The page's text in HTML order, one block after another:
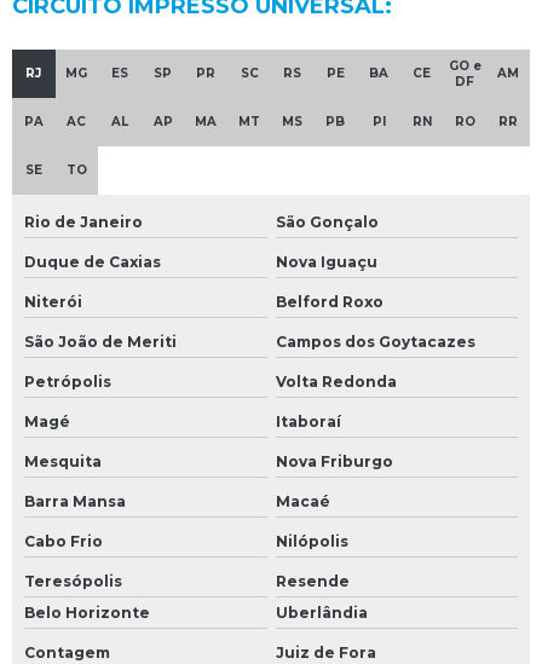
CIRCUITO IMPRESSO UNIVERSAL:
RJ MG ES SP PR SC RS PE BA CE
GO e
DF
AM
PA AC AL AP MA MT MS PB PI RN RO RR
SE TO
Rio de Janeiro São Gonçalo
Duque de Caxias Nova Iguaçu
Niterói Belford Roxo
São João de Meriti Campos dos Goytacazes
Petrópolis Volta Redonda
Magé Itaboraí
Mesquita Nova Friburgo
Barra Mansa Macaé
Cabo Frio Nilópolis
Teresópolis
Resende
Belo Horizonte
Uberlândia
Contagem Juiz de Fora